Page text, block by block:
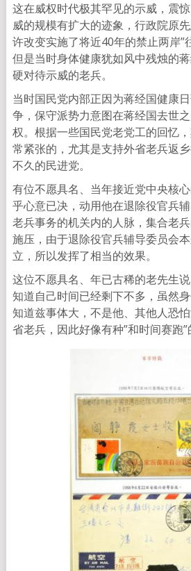
这在威权时代极其罕见的示威，震
威的规模有扩大的迹象，行政院原
许改变实施了将近40年的禁止两岸”
但是当时身体健康犹如风中残烛的
硬对待示威的老兵。
当时国民党内部正因为蒋经国健康
争，保守派势力意图在蒋经国去世
权。根据一些国民党老党工的回忆
常紧张的，尤其是支持外省老兵返
不久的民进党。
有位不愿具名、当年接近党中央核
乎心意已决，动用他在退除役官兵
老兵事务的机关内的人脉，集合老
施压，由于退除役官兵辅导委员会
立，所以发挥了相当的效果。
这位不愿具名、年已古稀的老先生
知道自己时间已经剩下不多，虽然
知道兹事体大，不是他、其他人恐
省老兵，因此好像有种”和时间赛跑”